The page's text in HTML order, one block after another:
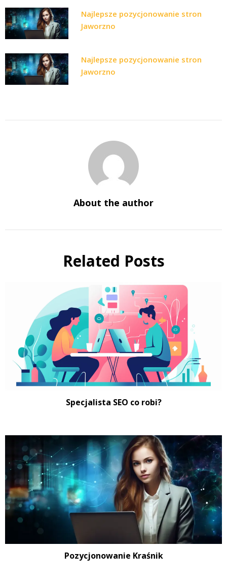
Najlepsze pozycjonowanie stron
Jaworzno
Najlepsze pozycjonowanie stron
Jaworzno
About the author
Related Posts
Specjalista SEO co robi?
Pozycjonowanie Kraśnik